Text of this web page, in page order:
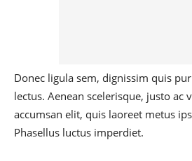
Donec ligula sem, dignissim quis
lectus. Aenean scelerisque, justo ac
accumsan elit, quis laoreet metus
Phasellus luctus imperdiet.